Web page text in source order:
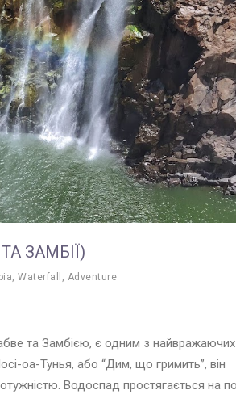
ЗАМБІЇ)
, Waterfall , Adventure
та Замбією, є одним з найвражаючих
оа-Тунья, або “Дим, що гримить”, він
Водоспад простягається на